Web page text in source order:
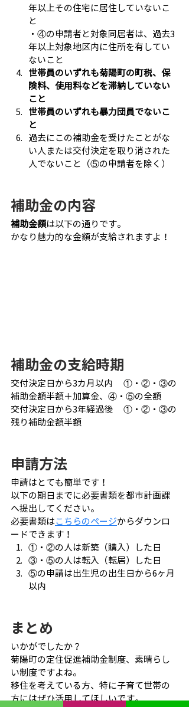
年以上その住宅に居住していないこ
と
・④の申請者と対象同居者は、過去3
年以上対象地区内に住所を有してい
ないこと
世帯員のいずれも菊陽町の町税、保
険料、使用料などを滞納していない
こと
世帯員のいずれも暴力団員でないこ
と
過去にこの補助金を受けたことがな
い人または交付決定を取り消された
人でないこと（⑤の申請者を除く）
補助金の内容
補助金額は以下の通りです。
かなり魅力的な金額が支給されますよ！
補助金の支給時期
交付決定日から3カ月以内　 ①・②・③の
補助金額半額＋加算金、④・⑤の全額
交付決定日から3年経過後　 ①・②・③の
残り補助金額半額
申請方法
申請はとても簡単です！
以下の期日までに必要書類を都市計画課
へ提出してください。
必要書類は こちらのページからダウンロ
ードできます！
①・②の人は新築（購入）した日
③・⑤の人は転入（転居）した日
⑤の申請は出生児の出生日から6ヶ月
以内
まとめ
いかがでしたか？
菊陽町の定住促進補助金制度、素晴らし
い制度ですよね。
移住を考えている方、特に子育て世帯の
方にはぜひ活用してほしいです。